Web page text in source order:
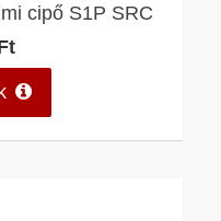
cipő S1P SRC